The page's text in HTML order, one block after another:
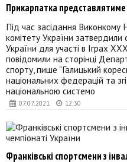
07.07.2021 12:30
Прикарпатка представлятиме
Під час засідання Виконкому
комітету України затвердили
України для участі в Іграх
повідомили на сторінці
спорту, пише "Галицький
національних федерацій та
національною системо
Франківські спортсмени з